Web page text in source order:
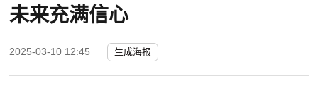
未来充满信心
2025-03-10 12:45 生成海报